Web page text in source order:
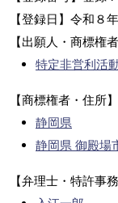
【登録日】令和８
【出願人・商標権者
特定非営利活
【商標権者・住所】
静岡県
静岡県 御殿場
【弁理士・特許事務